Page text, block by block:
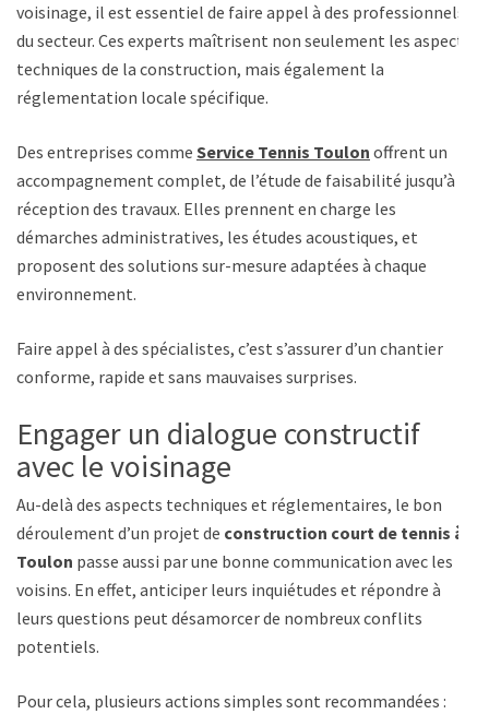
voisinage, il est essentiel de faire appel à des professionnels
du secteur. Ces experts maîtrisent non seulement les aspects
techniques de la construction, mais également la
réglementation locale spécifique.
Des entreprises comme Service Tennis Toulon offrent un
accompagnement complet, de l’étude de faisabilité jusqu’à la
réception des travaux. Elles prennent en charge les
démarches administratives, les études acoustiques, et
proposent des solutions sur-mesure adaptées à chaque
environnement.
Faire appel à des spécialistes, c’est s’assurer d’un chantier
conforme, rapide et sans mauvaises surprises.
Engager un dialogue constructif
avec le voisinage
Au-delà des aspects techniques et réglementaires, le bon
déroulement d’un projet de construction court de tennis à
Toulon passe aussi par une bonne communication avec les
voisins. En effet, anticiper leurs inquiétudes et répondre à
leurs questions peut désamorcer de nombreux conflits
potentiels.
Pour cela, plusieurs actions simples sont recommandées :